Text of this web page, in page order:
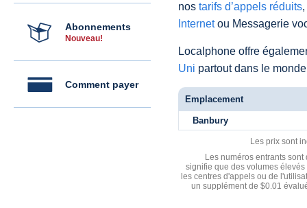
Abonnements
Nouveau!
Comment payer
nos tarifs d’appels réduits
Internetou Messagerie
Localphone offre
Uni partout dans le
Emplacement
Banbury
Les prix sont
Les numéros entrants
signifie que des volumes
les centres d'appels ou de
un supplément de $0.01